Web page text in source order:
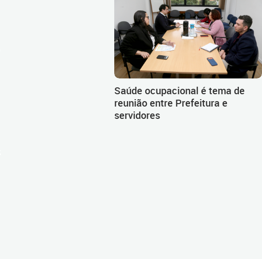
Saúde ocupacional é tema de
reunião entre Prefeitura e
servidores